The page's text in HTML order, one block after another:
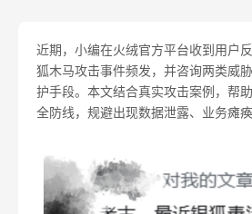
近期，小编在火绒官方平台收到用户
狐木马攻击事件频发，并咨询两类威
护手段。本文结合真实攻击案例，帮
全防线，规避出现数据泄露、业务瘫痪